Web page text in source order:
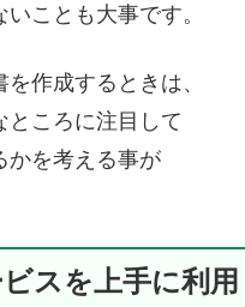
ことも大事です。
作成するときは、
ところに注目して
かを考える事が
スを上手に利